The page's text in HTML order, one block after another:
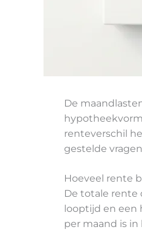
De
renteverschil
gestelde
Hoeveel rente
De totale rente
looptijd en een
per maand is